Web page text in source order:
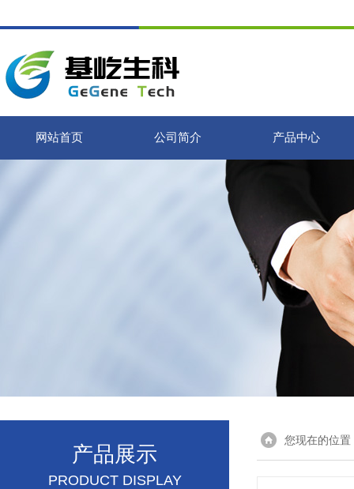
网站首页 公司简介 产品中心
产品展示
PRODUCT DISPLAY
您现在的位置